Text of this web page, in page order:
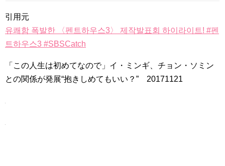
引用元
유쾌함 폭발한 〈펜트하우스3〉 제작발표회 하이라이트! #펜
트하우스3 #SBSCatch
「この人生は初めてなので」イ・ミンギ、チョン・ソミン
との関係が発展“抱きしめてもいい？” 20171121